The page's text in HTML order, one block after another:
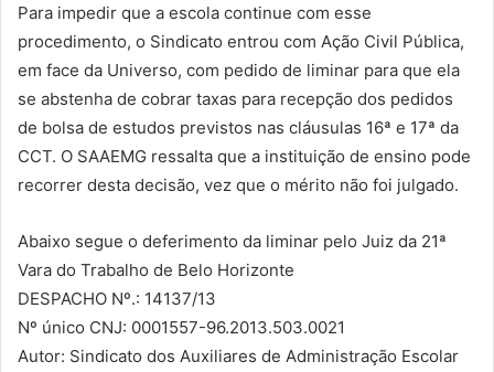
Para impedir que a escola continue com esse
procedimento, o Sindicato entrou com Ação Civil Pública,
em face da Universo, com pedido de liminar para que ela
se abstenha de cobrar taxas para recepção dos pedidos
de bolsa de estudos previstos nas cláusulas 16ª e 17ª da
CCT. O SAAEMG ressalta que a instituição de ensino pode
recorrer desta decisão, vez que o mérito não foi julgado.
Abaixo segue o deferimento da liminar pelo Juiz da 21ª
Vara do Trabalho de Belo Horizonte
DESPACHO Nº.: 14137/13
Nº único CNJ: 0001557-96.2013.503.0021
Autor: Sindicato dos Auxiliares de Administração Escolar